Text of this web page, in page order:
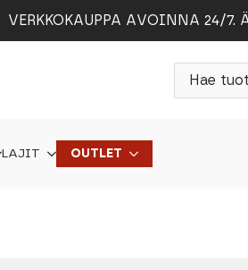
VERKKOKAUPPA AVOINNA 24/7.
Products
search
LAJIT OUTLET